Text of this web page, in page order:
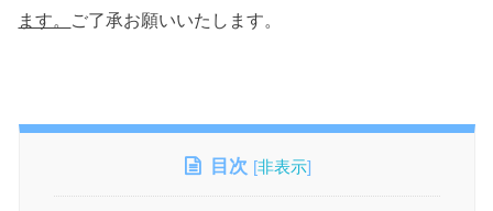
ます。 ご了承お願いいたします。
目次 [非表示]